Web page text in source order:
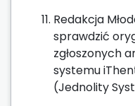
Redakcja
sprawdzić
zgłoszonych
systemu
(Jednolity